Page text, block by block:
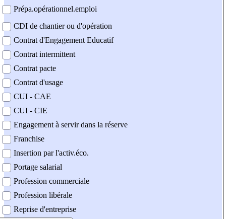
Prépa.opérationnel.emploi
CDI de chantier ou d'opération
Contrat d'Engagement Educatif
Contrat intermittent
Contrat pacte
Contrat d'usage
CUI - CAE
CUI - CIE
Engagement à servir dans la réserve
Franchise
Insertion par l'activ.éco.
Portage salarial
Profession commerciale
Profession libérale
Reprise d'entreprise